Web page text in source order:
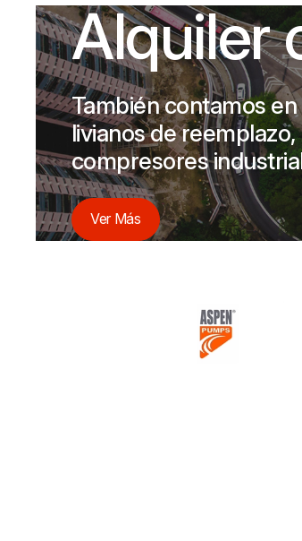
Alquiler
También contamos
livianos de
compresores
Ver Más